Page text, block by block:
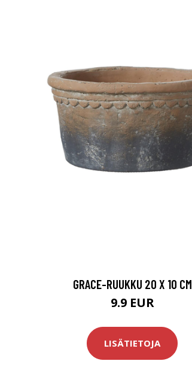
GRACE-RUUKKU 20 X 10 CM
9.9 EUR
LISÄTIETOJA